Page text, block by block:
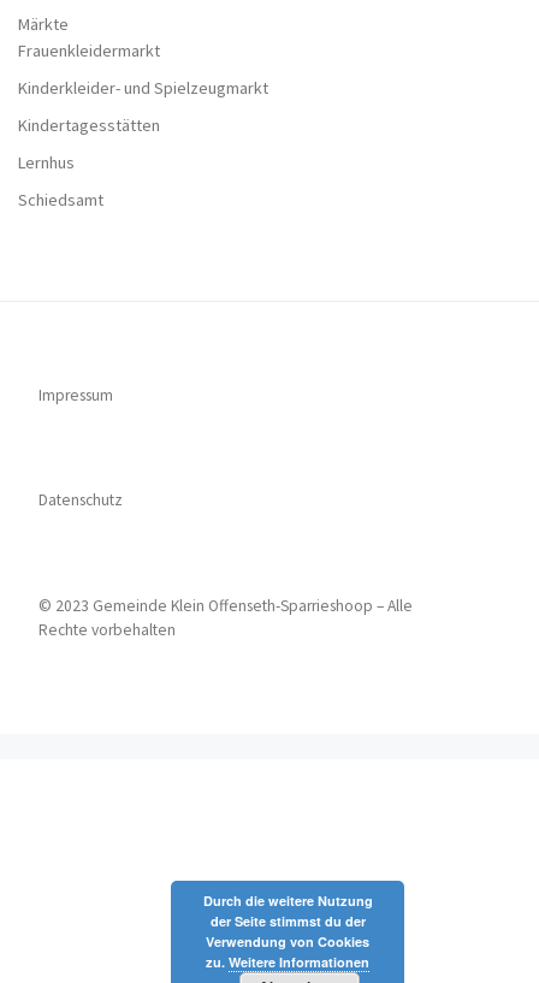
Märkte
Frauenkleidermarkt
Kinderkleider- und Spielzeugmarkt
Kindertagesstätten
Lernhus
Schiedsamt
Impressum
Datenschutz
© 2023 Gemeinde Klein Offenseth-Sparrieshoop – Alle
Rechte vorbehalten
Durch die weitere Nutzung
der Seite stimmst du der
Verwendung von Cookies
zu. Weitere Informationen